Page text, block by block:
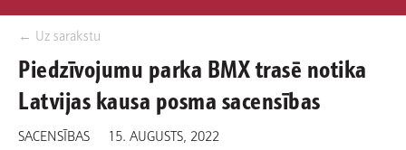
← Uz sarakstu
Piedzīvojumu parka BMX trasē notika
Latvijas kausa posma sacensības
SACENSĪBAS 15. AUGUSTS, 2022